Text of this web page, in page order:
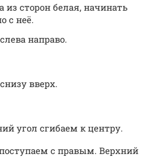
из сторон белая, начинать
с неё.
направо.
вверх.
угол сгибаем к центру.
с правым. Верхний